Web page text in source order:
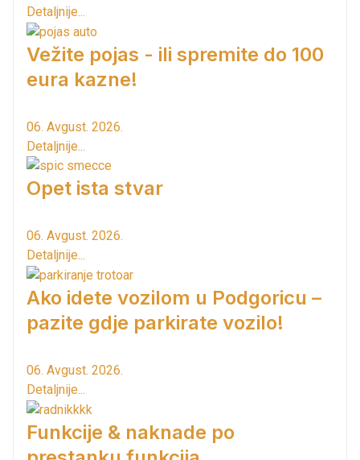
Detaljnije...
Vežite pojas - ili spremite do 100
eura kazne!
06. Avgust. 2026.
Detaljnije...
Opet ista stvar
06. Avgust. 2026.
Detaljnije...
Ako idete vozilom u Podgoricu –
pazite gdje parkirate vozilo!
06. Avgust. 2026.
Detaljnije...
Funkcije & naknade po